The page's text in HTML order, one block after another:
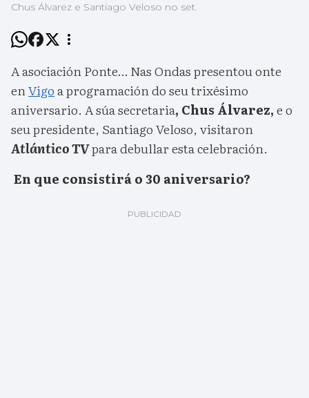
Chus Álvarez e Santiago Veloso no set.
A asociación Ponte… Nas Ondas presentou onte
enVigoa programación do seu trixésimo
aniversario. A súa secretaria, Chus Álvarez,e o
seu presidente, Santiago Veloso, visitaron
Atlántico TVpara debullar esta celebración.
En que consistirá o 30 aniversario?